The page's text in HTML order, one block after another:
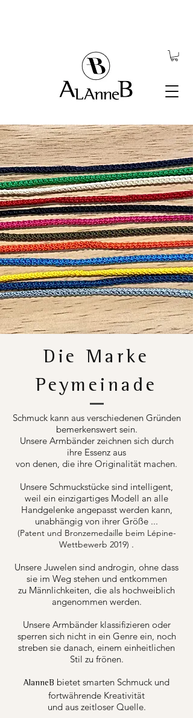
Die Marke
Peymeinade
Schmuck kann aus verschiedenen Gründen
bemerkenswert sein.
Unsere Armbänder zeichnen sich durch
ihre Essenz aus
von denen, die ihre Originalität machen.
Unsere Schmuckstücke sind intelligent,
weil ein einzigartiges Modell an alle
Handgelenke angepasst werden kann,
unabhängig von ihrer Größe ...
(Patent und Bronzemedaille beim Lépine-
Wettbewerb 2019) .
Unsere Juwelen sind androgin, ohne dass
sie im Weg stehen und entkommen
zu Männlichkeiten, die als hochweiblich
angenommen werden.
Unsere Armbänder klassifizieren oder
sperren sich nicht in ein Genre ein, noch
streben sie danach, einem einheitlichen
Stil zu frönen.
AlanneB bietet smarten Schmuck und
fortwährende Kreativität
und aus zeitloser Quelle.